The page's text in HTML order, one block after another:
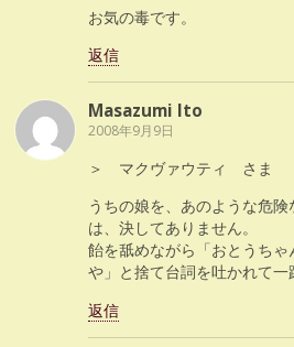
お気の毒です。
返信
Masazumi Ito
2008年9月9日
＞ マクヴァウティ さま
うちの娘を、あのような危
は、決してありません。
飴を舐めながら「おとうち
や」と捨て台詞を吐かれて一
返信